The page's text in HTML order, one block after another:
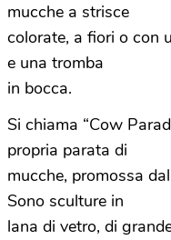
mucche a strisce
colorate, a fiori o con
e una tromba
in bocca.
Si chiama “Cow
propria parata di
mucche, promossa
Sono sculture in
lana di vetro, di